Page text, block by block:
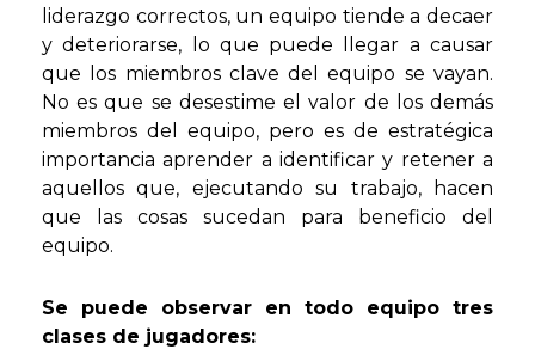
liderazgo correctos, un equipo tiende a decaer
y deteriorarse, lo que puede llegar a causar
que los miembros clave del equipo se vayan.
No es que se desestime el valor de los demás
miembros del equipo, pero es de estratégica
importancia aprender a identificar y retener a
aquellos que, ejecutando su trabajo, hacen
que las cosas sucedan para beneficio del
equipo.
Se puede observar en todo equipo tres
clases de jugadores: